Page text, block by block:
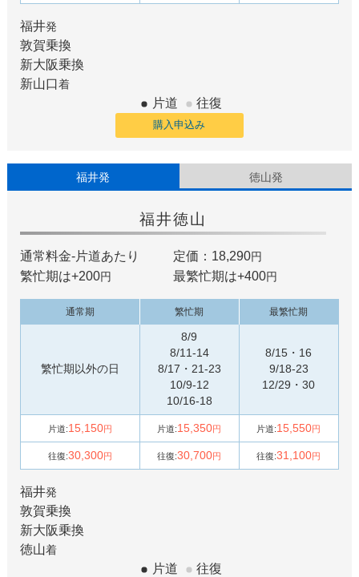
福井発
敦賀乗換
新大阪乗換
新山口着
片道 往復
購入申込み
福井発 徳山発
福井徳山
通常料金-片道あたり 定価：18,290円
繁忙期は+200円 最繁忙期は+400円
通常期 繁忙期 最繁忙期
繁忙期以外の日
8/9
8/11-14
8/17・21-23
10/9-12
10/16-18
8/15・16
9/18-23
12/29・30
片道:15,150円 片道:15,350円 片道:15,550円
往復:30,300円 往復:30,700円 往復:31,100円
福井発
敦賀乗換
新大阪乗換
徳山着
片道 往復